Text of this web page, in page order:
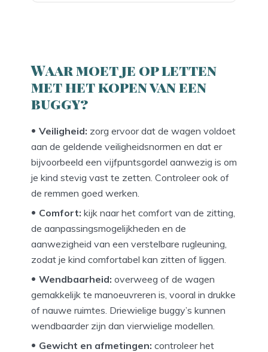
Waar moet je op letten
met het kopen van een
buggy?
Veiligheid: zorg ervoor dat de wagen voldoet
aan de geldende veiligheidsnormen en dat er
bijvoorbeeld een vijfpuntsgordel aanwezig is om
je kind stevig vast te zetten. Controleer ook of
de remmen goed werken.
Comfort: kijk naar het comfort van de zitting,
de aanpassingsmogelijkheden en de
aanwezigheid van een verstelbare rugleuning,
zodat je kind comfortabel kan zitten of liggen.
Wendbaarheid: overweeg of de wagen
gemakkelijk te manoeuvreren is, vooral in drukke
of nauwe ruimtes. Driewielige buggy’s kunnen
wendbaarder zijn dan vierwielige modellen.
Gewicht en afmetingen: controleer het